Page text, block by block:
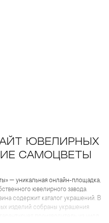
ЮВЕЛИРНЫХ
САМОЦВЕТЫ
— уникальная онлайн-площадка,
ювелирного завода.
содержит каталог украшений. В
изделий собраны украшения